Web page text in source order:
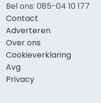
Bel ons: 085-04 10 177
Contact
Adverteren
Over ons
Cookieverklaring
Avg
Privacy